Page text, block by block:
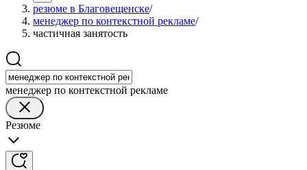
резюме в Благовещенске/
менеджер по контекстной рекламе/
частичная занятость
менеджер по контекстной рекламе
Резюме